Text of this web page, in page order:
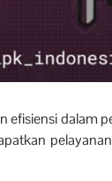
dalam